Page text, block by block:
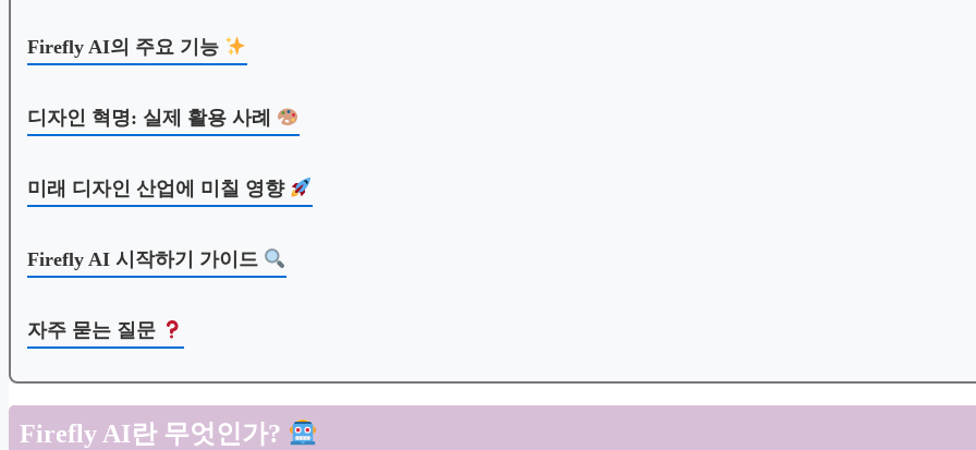
Firefly AI의 주요 기능
디자인 혁명: 실제 활용 사례
미래 디자인 산업에 미칠 영향
Firefly AI 시작하기 가이드
자주 묻는 질문
Firefly AI란 무엇인가?